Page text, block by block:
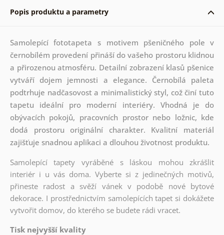
Popis produktu a parametry
Samolepící fototapeta s motivem pšeničného pole v
černobílém provedení přináší do vašeho prostoru klidnou
a přirozenou atmosféru. Detailní zobrazení klasů pšenice
vytváří dojem jemnosti a elegance. Černobílá paleta
podtrhuje nadčasovost a minimalistický styl, což činí tuto
tapetu ideální pro moderní interiéry. Vhodná je do
obývacích pokojů, pracovních prostor nebo ložnic, kde
dodá prostoru originální charakter. Kvalitní materiál
zajišťuje snadnou aplikaci a dlouhou životnost produktu.
Samolepící tapety vyráběné s láskou mohou zkrášlit
interiér i u vás doma. Vyberte si z jedinečných motivů,
přineste radost a svěží vánek v podobě nové bytové
dekorace. I prostřednictvím samolepících tapet si dokážete
vytvořit domov, do kterého se budete rádi vracet.
Tisk nejvyšší kvality